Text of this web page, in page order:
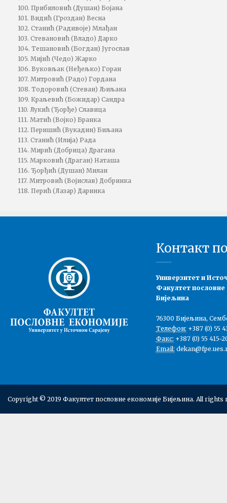
100. Прибиловић (Душан) Бојана
101. Видић (Гроздан) Весна
102. Станић (Радивоје) Млађан
103. Стевановић (Владо) Дарко
104. Тешановић (Богдан) Југослав
105. Мијић (Чедо) Жарко
106. Вуковљак (Неђељко) Горан
107. Митровић (Радо) Гордана
108. Тодоровић (Стеван) Љиљана
109. Краљевић (Божидар) Сандра
110. Лукић (Ђорђе) Славица
111. Матић (Војко) Бранка
112. Перишић (Вукадин) Биљана
113. Станић (Илија) Рада
114. Мирић (Добрица) Драгана
115. Марковић (Драган) Наташа
116. Ђорђић (Душан) Милан
117. Митровић (Војислав) Добринка
118. Перић (Лазар) Даринка
Контакт
Универзитет и
Факултет пословне
Бијељина
76300 Бијељина,
Телефон: +387 (0) 55
Факс: +387 (0) 55 415-
Email:
Copyright © 2019 Факултет пословне економије Бијељина. All rights